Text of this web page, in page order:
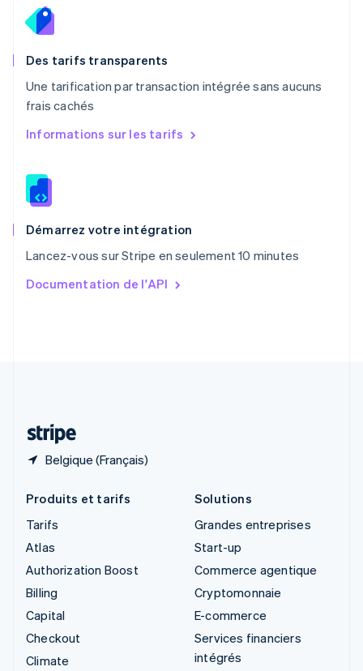
Des tarifs transparents
Une tarification par transaction intégrée sans aucuns
frais cachés
Informations sur les tarifs
Démarrez votre intégration
Lancez-vous sur Stripe en seulement 10 minutes
Documentation de l'API
Belgique (Français)
Pays-Bas
Nederlands
English
PortuguêsEnglish
R.A.S. de Hong Kong, Chine
English
Roumanie
Royaume-Uni
English
English简体中文
English
Produits et tarifs
Tarifs
Atlas
Authorization Boost
Billing
Capital
Checkout
Climate
Solutions
Grandes entreprises
Start-up
Commerce agentique
Cryptomonnaie
E-commerce
Services financiers
intégrés